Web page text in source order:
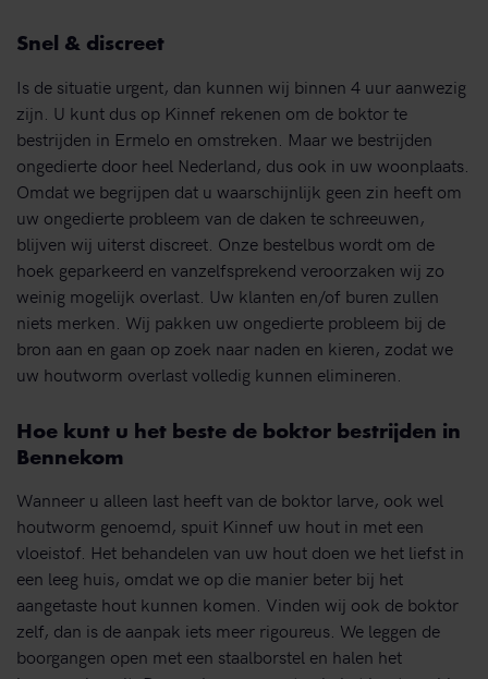
Snel & discreet
Is de situatie urgent, dan kunnen wij binnen 4 uur aanwezig
zijn. U kunt dus op Kinnef rekenen om de boktor te
bestrijden in Ermelo en omstreken. Maar we bestrijden
ongedierte door heel Nederland, dus ook in uw woonplaats.
Omdat we begrijpen dat u waarschijnlijk geen zin heeft om
uw ongedierte probleem van de daken te schreeuwen,
blijven wij uiterst discreet. Onze bestelbus wordt om de
hoek geparkeerd en vanzelfsprekend veroorzaken wij zo
weinig mogelijk overlast. Uw klanten en/of buren zullen
niets merken. Wij pakken uw ongedierte probleem bij de
bron aan en gaan op zoek naar naden en kieren, zodat we
uw houtworm overlast volledig kunnen elimineren.
Hoe kunt u het beste de boktor bestrijden in
Bennekom
Wanneer u alleen last heeft van de boktor larve, ook wel
houtworm genoemd, spuit Kinnef uw hout in met een
vloeistof. Het behandelen van uw hout doen we het liefst in
een leeg huis, omdat we op die manier beter bij het
aangetaste hout kunnen komen. Vinden wij ook de boktor
zelf, dan is de aanpak iets meer rigoureus. We leggen de
boorgangen open met een staalborstel en halen het